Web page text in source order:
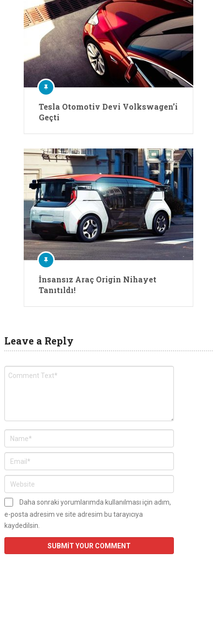
Tesla Otomotiv Devi Volkswagen’i
Geçti
İnsansız Araç Origin Nihayet
Tanıtıldı!
Leave a Reply
Daha sonraki yorumlarımda kullanılması için adım,
e-posta adresim ve site adresim bu tarayıcıya
kaydedilsin.